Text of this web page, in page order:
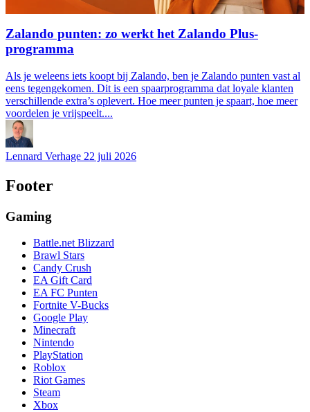
Zalando punten: zo werkt het Zalando Plus-
programma
Als je weleens iets koopt bij Zalando, ben je Zalando punten vast al
eens tegengekomen. Dit is een spaarprogramma dat loyale klanten
verschillende extra’s oplevert. Hoe meer punten je spaart, hoe meer
voordelen je vrijspeelt....
Lennard Verhage 22 juli 2026
Footer
Gaming
Battle.net Blizzard
Brawl Stars
Candy Crush
EA Gift Card
EA FC Punten
Fortnite V-Bucks
Google Play
Minecraft
Nintendo
PlayStation
Roblox
Riot Games
Steam
Xbox